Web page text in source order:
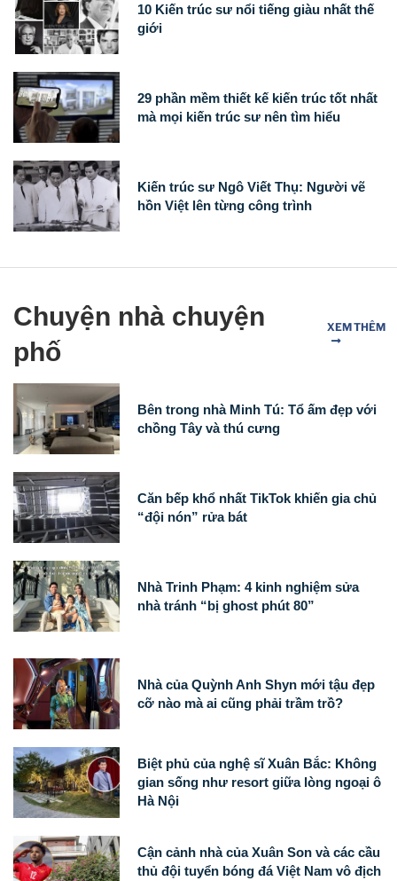
10 Kiến trúc sư nổi tiếng giàu nhất thế
giới
29 phần mềm thiết kế kiến ​​trúc tốt nhất
mà mọi kiến ​​trúc sư nên tìm hiểu
Kiến trúc sư Ngô Viết Thụ: Người vẽ
hồn Việt lên từng công trình
Chuyện nhà chuyện
phố
XEM THÊM
Bên trong nhà Minh Tú: Tổ ấm đẹp với
chồng Tây và thú cưng
Căn bếp khổ nhất TikTok khiến gia chủ
“đội nón” rửa bát
Nhà Trinh Phạm: 4 kinh nghiệm sửa
nhà tránh “bị ghost phút 80”
Nhà của Quỳnh Anh Shyn mới tậu đẹp
cỡ nào mà ai cũng phải trầm trồ?
Biệt phủ của nghệ sĩ Xuân Bắc: Không
gian sống như resort giữa lòng ngoại ô
Hà Nội
Cận cảnh nhà của Xuân Son và các cầu
thủ đội tuyển bóng đá Việt Nam vô địch